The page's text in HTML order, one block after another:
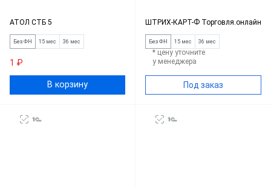
АТОЛ СТБ 5
Без ФН 15 мес 36 мес
1 ₽
В корзину
ШТРИХ-КАРТ-Ф Торговля.онлайн
Без ФН 15 мес 36 мес
* цену уточните
у менеджера
Под заказ